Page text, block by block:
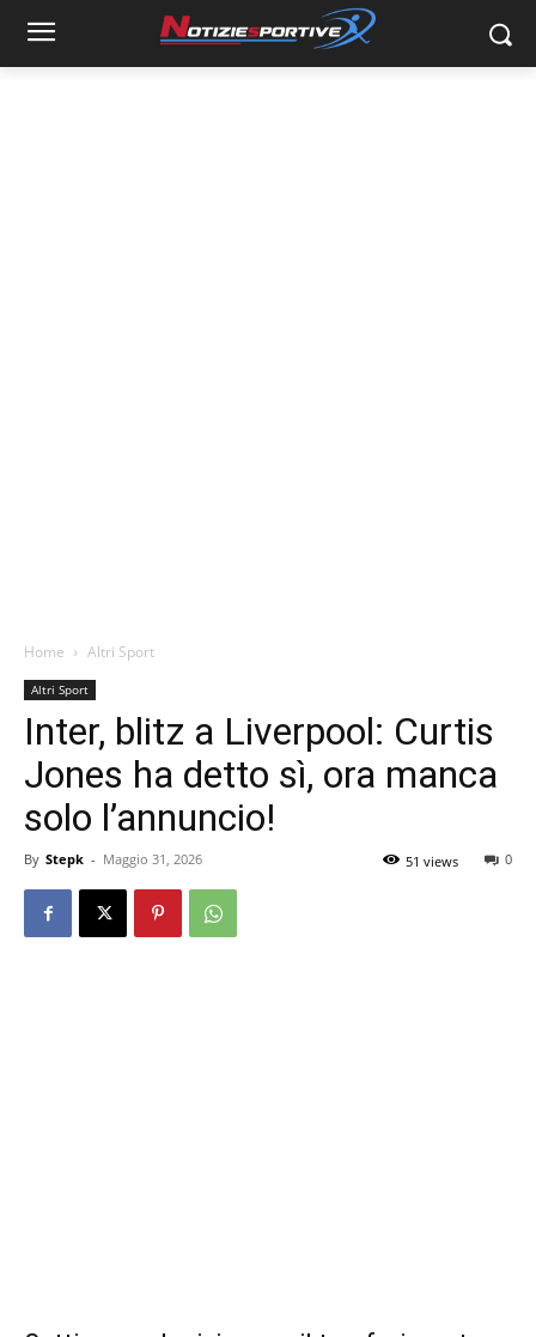
Home Altri Sport
Altri Sport
Inter, blitz a Liverpool: Curtis
Jones ha detto sì, ora manca
solo l’annuncio!
By Stepk - Maggio 31, 2026 0
51 views